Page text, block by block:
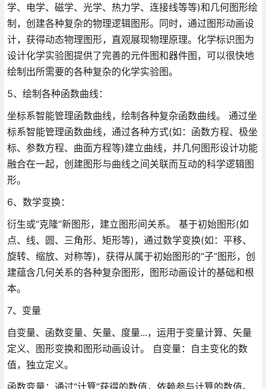
学、电学、磁学、光学、热力学、连接线等等)和几何图形绘
制，创建各种复杂的物理逻辑图形。同时，通过图形动画设
计，获得动态物理图形，直观展现物理原理。化学标识图为
设计化学实验图提供了完善的元件图和器件图，可以很快地
绘制出所需要的各种复杂的化学实验图。
5、绘制各种函数曲线：
坐标系智能管理函数曲线，绘制各种复杂函数曲线。 通过坐
标系智能管理函数曲线，通过各种方式(如：函数方程、极坐
标、参数方程、曲面方程等)建立曲线，并几何图形设计功能
融合在一起，创建图形与曲线之间关联而互动的科学逻辑图
形。
6、数学变换：
衍生或“克隆”新图形，建立图形间关系。 基于初始图形(如
点、线、圆、三角形、矩形等)，通过数学变换(如：平移、
旋转、缩放、对称等)，获得从属于初始图形的“子”图形，创
建蕴含几何关系的各种复杂图形，图形动画设计的基础和根
本。
7、变量
自变量、函数变量、矢量、度量...，运用于变量计算、矢量
定义、图形变换和图形动画设计。 自变量：自主变化的数
值，独立定义。
函数变量：通过“计算”获得的数值，依赖参与计算的数值。